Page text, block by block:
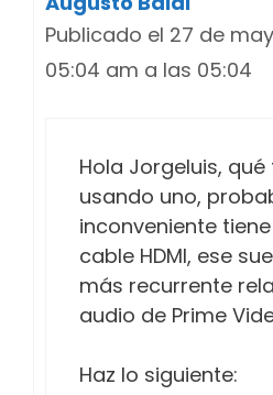
Publicado el 27 de
05:04 am a las 05:04
Hola Jorgeluis, qué
usando uno,
inconveniente
cable HDMI, ese
más recurrente
audio de Prime
Haz lo siguiente: